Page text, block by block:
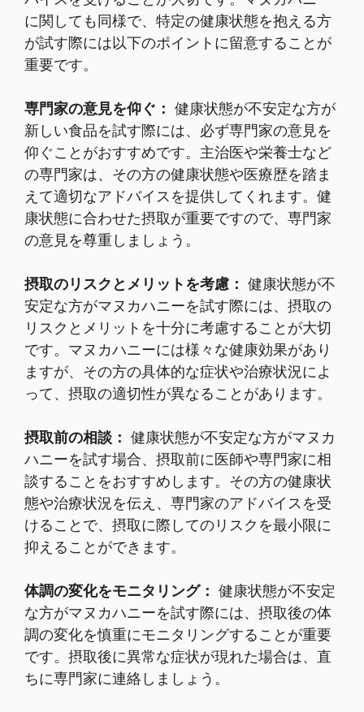
に関しても同様で、特定の健康状態を抱える方
が試す際には以下のポイントに留意することが
重要です。
専門家の意見を仰ぐ： 健康状態が不安定な方が
新しい食品を試す際には、必ず専門家の意見を
仰ぐことがおすすめです。主治医や栄養士など
の専門家は、その方の健康状態や医療歴を踏ま
えて適切なアドバイスを提供してくれます。健
康状態に合わせた摂取が重要ですので、専門家
の意見を尊重しましょう。
摂取のリスクとメリットを考慮： 健康状態が不
安定な方がマヌカハニーを試す際には、摂取の
リスクとメリットを十分に考慮することが大切
です。マヌカハニーには様々な健康効果があり
ますが、その方の具体的な症状や治療状況によ
って、摂取の適切性が異なることがあります。
摂取前の相談： 健康状態が不安定な方がマヌカ
ハニーを試す場合、摂取前に医師や専門家に相
談することをおすすめします。その方の健康状
態や治療状況を伝え、専門家のアドバイスを受
けることで、摂取に際してのリスクを最小限に
抑えることができます。
体調の変化をモニタリング： 健康状態が不安定
な方がマヌカハニーを試す際には、摂取後の体
調の変化を慎重にモニタリングすることが重要
です。摂取後に異常な症状が現れた場合は、直
ちに専門家に連絡しましょう。